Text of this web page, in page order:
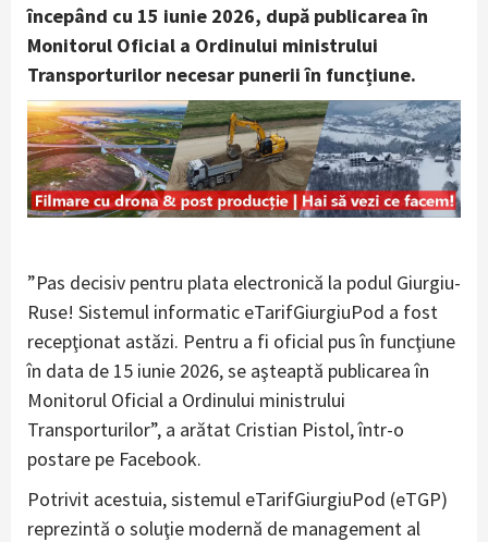
începând cu 15 iunie 2026, după publicarea în
Monitorul Oficial a Ordinului ministrului
Transporturilor necesar punerii în funcțiune.
”Pas decisiv pentru plata electronică la podul Giurgiu-
Ruse! Sistemul informatic eTarifGiurgiuPod a fost
recepţionat astăzi. Pentru a fi oficial pus în funcţiune
în data de 15 iunie 2026, se aşteaptă publicarea în
Monitorul Oficial a Ordinului ministrului
Transporturilor”, a arătat Cristian Pistol, într-o
postare pe Facebook.
Potrivit acestuia, sistemul eTarifGiurgiuPod (eTGP)
reprezintă o soluţie modernă de management al